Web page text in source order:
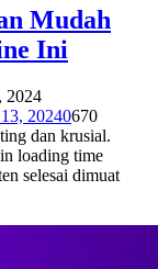
Mudah
Ini
2024
20240670
dan krusial.
loading time
selesai dimuat